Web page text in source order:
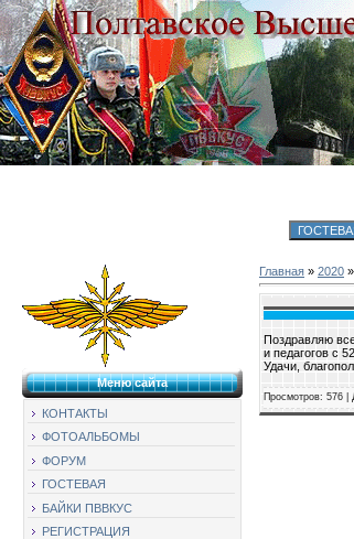
Меню сайта
КОНТАКТЫ
ФОТОАЛЬБОМЫ
ФОРУМ
ГОСТЕВАЯ
БАЙКИ ПВВКУС
РЕГИСТРАЦИЯ
Главная » 2020 »
Поздравляю
и педагогов с
Удачи,
Просмотров: 576